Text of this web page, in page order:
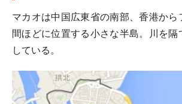
マカオは中国広東省の南部、香港から
間ほどに位置する小さな半島。川を隔
している。